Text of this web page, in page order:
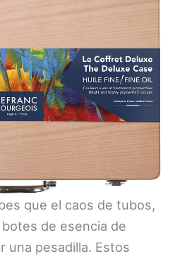
que el caos de tubos,
de esencia de
una pesadilla. Estos